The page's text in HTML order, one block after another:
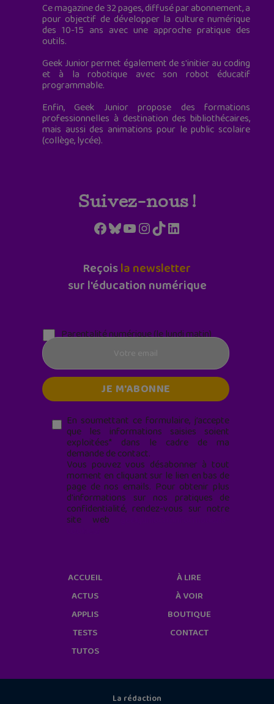
Ce magazine de 32 pages, diffusé par abonnement, a
pour objectif de développer la culture numérique
des 10-15 ans avec une approche pratique des
outils.
Geek Junior permet également de s'initier au coding
et à la robotique avec son robot éducatif
programmable.
Enfin, Geek Junior propose des formations
professionnelles à destination des bibliothécaires,
mais aussi des animations pour le public scolaire
(collège, lycée).
Suivez-nous !
Facebook
Bluesky
YouTube
Instagram
TikTokLinkedIn
Reçoisla newsletter
sur l'éducation numérique
Parentalité numérique (le lundi matin)
En soumettant ce formulaire, j’accepte
que les informations saisies soient
exploitées* dans le cadre de ma
demande de contact.
Vous pouvez vous désabonner à tout
moment en cliquant sur le lien en bas de
page de nos emails. Pour obtenir plus
d'informations sur nos pratiques de
confidentialité, rendez-vous sur notre
site web
ACCUEIL
ACTUS
APPLIS
TESTS
TUTOS
À LIRE
À VOIR
BOUTIQUE
CONTACT
La rédaction